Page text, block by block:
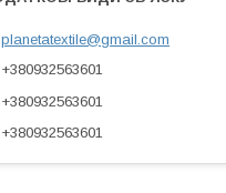
planetatextile@gmail.com
+380932563601
+380932563601
+380932563601